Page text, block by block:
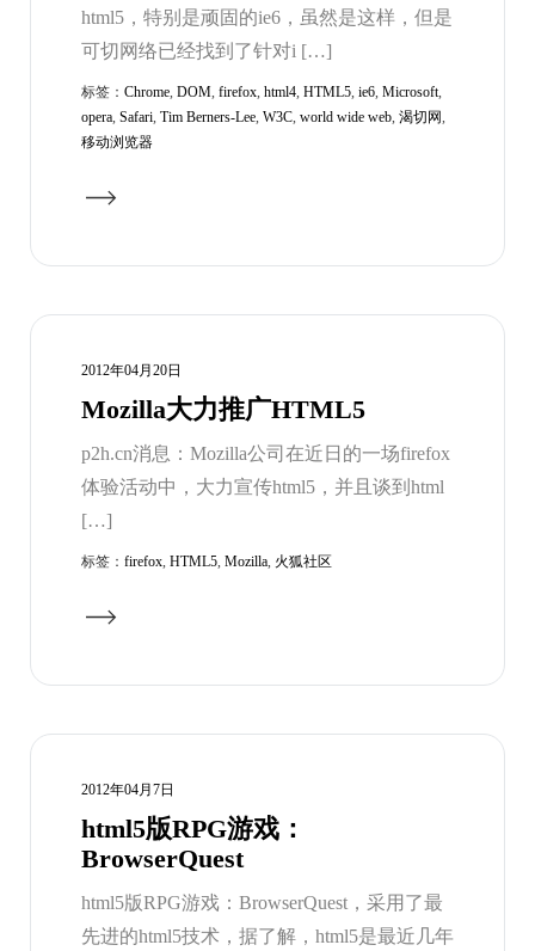
html5，特别是顽固的ie6，虽然是这样，但是
可切网络已经找到了针对i […]
标签： Chrome, DOM, firefox, html4, HTML5, ie6, Microsoft,
opera, Safari, Tim Berners-Lee, W3C, world wide web, 渴切网,
移动浏览器
2012年04月20日
Mozilla大力推广HTML5
p2h.cn消息：Mozilla公司在近日的一场firefox
体验活动中，大力宣传html5，并且谈到html
[…]
标签： firefox, HTML5, Mozilla, 火狐社区
2012年04月7日
html5版RPG游戏：
BrowserQuest
html5版RPG游戏：BrowserQuest，采用了最
先进的html5技术，据了解，html5是最近几年